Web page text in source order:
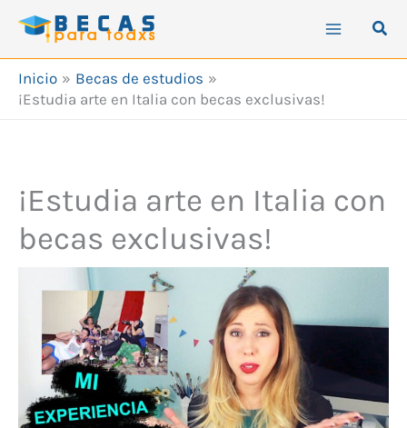
Inicio
Becas de estudios
¡Estudia arte en Italia con becas exclusivas!
¡Estudia arte en Italia con
becas exclusivas!